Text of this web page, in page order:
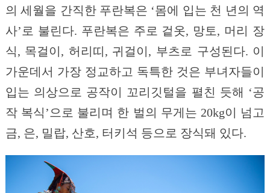
의 세월을 간직한 푸란복은 ‘몸에 입는 천 년의 역
사’로 불린다. 푸란복은 주로 겉옷, 망토, 머리 장
식, 목걸이, 허리띠, 귀걸이, 부츠로 구성된다. 이
가운데서 가장 정교하고 독특한 것은 부녀자들이
입는 의상으로 공작이 꼬리깃털을 펼친 듯해 ‘공
작 복식’으로 불리며 한 벌의 무게는 20kg이 넘고
금, 은, 밀랍, 산호, 터키석 등으로 장식돼 있다.